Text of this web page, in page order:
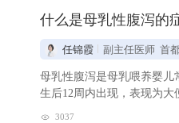
什么是母乳性腹泻的
任锦霞 副主任医师 首都
母乳性腹泻是母乳喂养婴儿
生后12周内出现，表现为大
3037